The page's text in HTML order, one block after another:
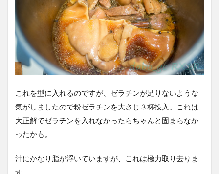
これを型に入れるのですが、ゼラチンが足りないような
気がしましたので粉ゼラチンを大さじ３杯投入。これは
大正解でゼラチンを入れなかったらちゃんと固まらなか
ったかも。
汁にかなり脂が浮いていますが、これは極力取り去りま
す。